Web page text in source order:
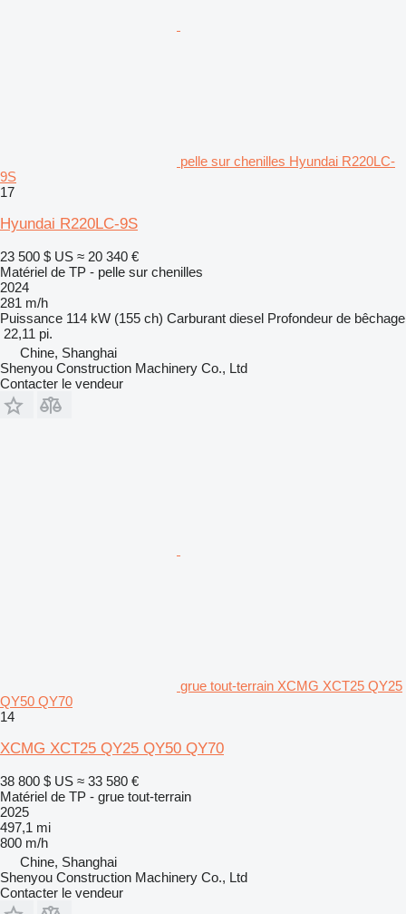
pelle sur chenilles Hyundai R220LC-
9S
17
Hyundai R220LC-9S
23 500 $ US ≈ 20 340 €
Matériel de TP - pelle sur chenilles
2024
281 m/h
Puissance 114 kW (155 ch) Carburant diesel Profondeur de bêchage
22,11 pi.
Chine, Shanghai
Shenyou Construction Machinery Co., Ltd
Contacter le vendeur
grue tout-terrain XCMG XCT25 QY25
QY50 QY70
14
XCMG XCT25 QY25 QY50 QY70
38 800 $ US ≈ 33 580 €
Matériel de TP - grue tout-terrain
2025
497,1 mi
800 m/h
Chine, Shanghai
Shenyou Construction Machinery Co., Ltd
Contacter le vendeur